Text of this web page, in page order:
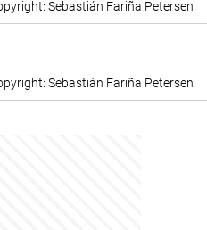
Sebastián Fariña Petersen
Sebastián Fariña Petersen